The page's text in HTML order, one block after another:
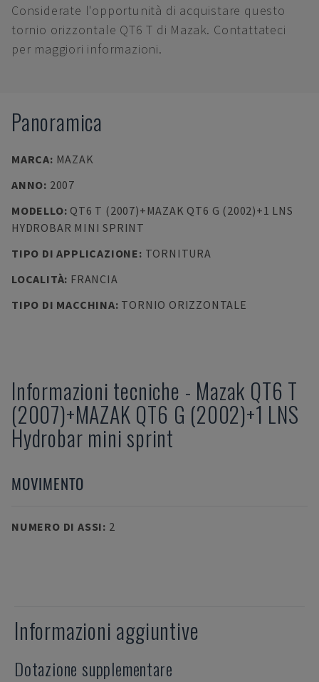
Considerate l'opportunità di acquistare questo
tornio orizzontale QT6 T di Mazak. Contattateci
per maggiori informazioni.
Panoramica
MARCA: MAZAK
ANNO: 2007
MODELLO: QT6 T (2007)+MAZAK QT6 G (2002)+1 LNS
HYDROBAR MINI SPRINT
TIPO DI APPLICAZIONE: TORNITURA
LOCALITÀ: FRANCIA
TIPO DI MACCHINA: TORNIO ORIZZONTALE
Informazioni tecniche - Mazak QT6 T
(2007)+MAZAK QT6 G (2002)+1 LNS
Hydrobar mini sprint
MOVIMENTO
NUMERO DI ASSI: 2
Informazioni aggiuntive
Dotazione supplementare